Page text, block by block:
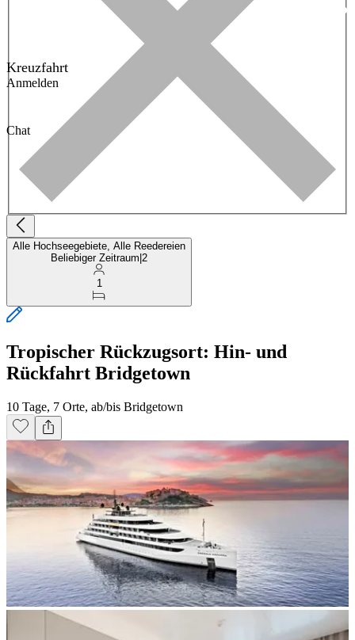
Kreuzfahrt
Anmelden
Chat
Alle Hochseegebiete, Alle Reedereien
Beliebiger Zeitraum 2
1
Tropischer Rückzugsort: Hin- und
Rückfahrt Bridgetown
10 Tage, 7 Orte, ab/bis Bridgetown